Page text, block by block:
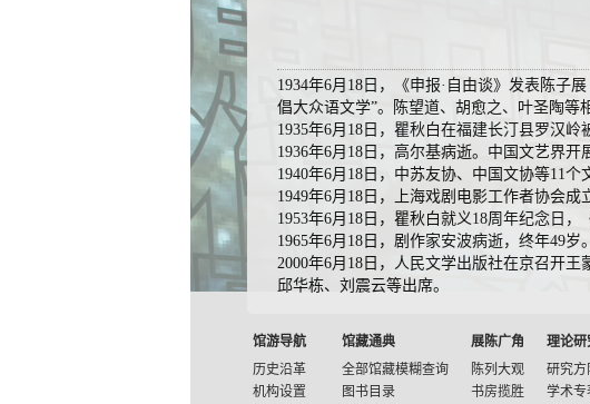
1934年6月18日，《申报·自由谈》发表陈
倡大众语文学”。陈望道、胡愈之、叶圣陶等
1935年6月18日，瞿秋白在福建长汀县罗汉岭
1936年6月18日，高尔基病逝。中国文艺界开
1940年6月18日，中苏友协、中国文协等11
1949年6月18日，上海戏剧电影工作者协会成
1953年6月18日，瞿秋白就义18周年纪念日
1965年6月18日，剧作家安波病逝，终年49岁。
2000年6月18日，人民文学出版社在京召开
邱华栋、刘震云等出席。
馆游导航
历史沿革
机构设置
馆藏通典
全部馆藏模糊查询
图书目录
展陈广角
陈列大观
书房揽胜
理论研
研究方
学术专